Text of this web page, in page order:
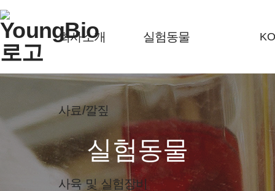
회사소개 실험동물
사료/깔짚
사육 및 실험장비
KO